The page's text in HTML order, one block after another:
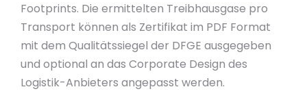
Footprints. Die ermittelten Treibhausgase pro
Transport können als Zertifikat im PDF Format
mit dem Qualitätssiegel der DFGE ausgegeben
und optional an das Corporate Design des
Logistik-Anbieters angepasst werden.